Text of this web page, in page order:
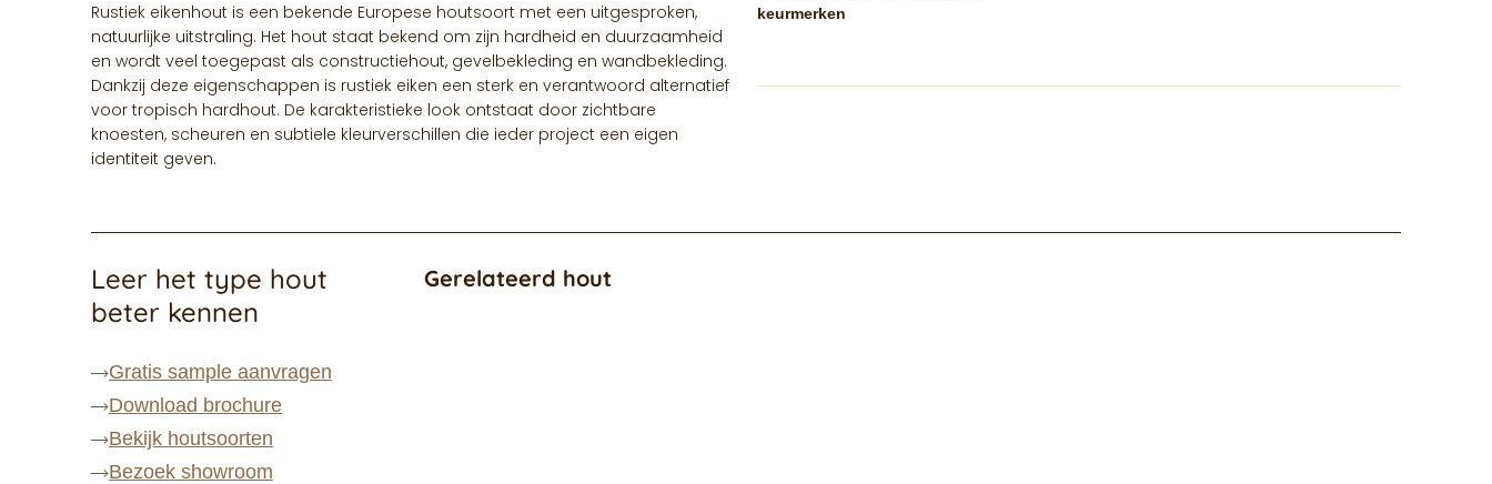
Rustiek eikenhout is een bekende Europese houtsoort met een uitgesproken,
natuurlijke uitstraling. Het hout staat bekend om zijn hardheid en duurzaamheid
en wordt veel toegepast als constructiehout, gevelbekleding en wandbekleding.
Dankzij deze eigenschappen is rustiek eiken een sterk en verantwoord alternatief
voor tropisch hardhout. De karakteristieke look ontstaat door zichtbare
knoesten, scheuren en subtiele kleurverschillen die ieder project een eigen
identiteit geven.
keurmerken
Leer het type hout
beter kennen
Gratis sample aanvragen
Download brochure
Bekijk houtsoorten
Bezoek showroom
Gerelateerd hout